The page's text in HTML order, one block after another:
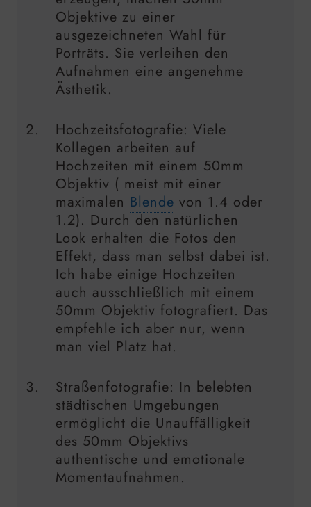
Objektive zu einer
ausgezeichneten Wahl für
Porträts. Sie verleihen den
Aufnahmen eine angenehme
Ästhetik.
Hochzeitsfotografie: Viele
Kollegen arbeiten auf
Hochzeiten mit einem 50mm
Objektiv ( meist mit einer
maximalen Blende von 1.4 oder
1.2). Durch den natürlichen
Look erhalten die Fotos den
Effekt, dass man selbst dabei ist.
Ich habe einige Hochzeiten
auch ausschließlich mit einem
50mm Objektiv fotografiert. Das
empfehle ich aber nur, wenn
man viel Platz hat.
Straßenfotografie: In belebten
städtischen Umgebungen
ermöglicht die Unauffälligkeit
des 50mm Objektivs
authentische und emotionale
Momentaufnahmen.